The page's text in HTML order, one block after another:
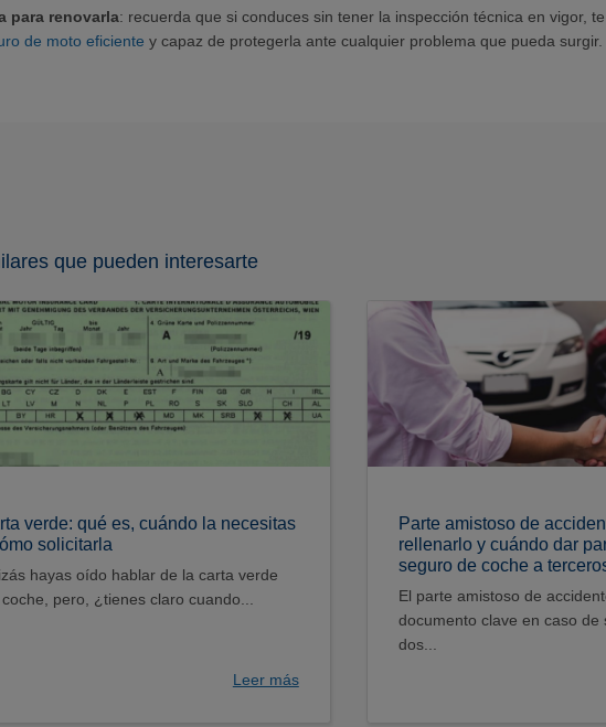
para renovarla: recuerda que si conduces sin tener la inspección técnica en vigor,
de moto eficiente y capaz de protegerla ante cualquier problema que pueda surgir.
que pueden interesarte
verde: qué es, cuándo la necesitas
solicitarla
hayas oído hablar de la carta verde
pero, ¿tienes claro cuando...
Leer más
Parte amistoso de
rellenarlo y cuándo dar
seguro de coche a
El parte amistoso de
documento clave en caso de
dos...